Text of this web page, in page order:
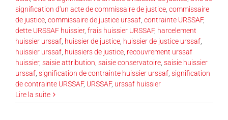
signification d'un acte de commissaire de justice, commissaire
de justice, commissaire de justice urssaf, contrainte URSSAF,
dette URSSAF huissier, frais huissier URSSAF, harcelement
huissier urssaf, huissier de justice, huissier de justice urssaf,
huissier urssaf, huissiers de justice, recouvrement urssaf
huissier, saisie attribution, saisie conservatoire, saisie huissier
urssaf, signification de contrainte huissier urssaf, signification
de contrainte URSSAF, URSSAF, urssaf huissier
Lire la suite